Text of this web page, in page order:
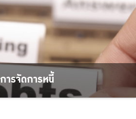
การจัดการหนี้